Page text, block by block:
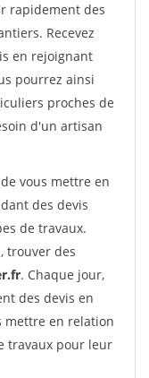
rapidement des
Recevez
en rejoignant
pourrez ainsi
proches de
d'un artisan
vous mettre en
des devis
de travaux.
trouver des
. Chaque jour,
des devis en
mettre en relation
travaux pour leur